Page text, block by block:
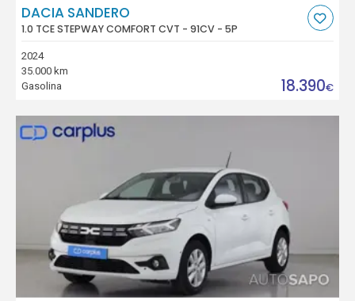
DACIA SANDERO
1.0 TCE STEPWAY COMFORT CVT - 91CV - 5P
2024
35.000 km
Gasolina
18.390€